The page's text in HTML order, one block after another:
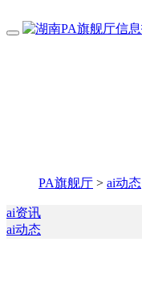
PA旗舰厅 > ai动态
ai资讯
ai动态